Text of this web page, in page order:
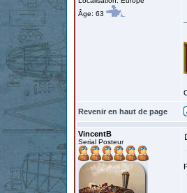
Âge: 63
Revenir en haut de page
VincentB
Serial Posteur